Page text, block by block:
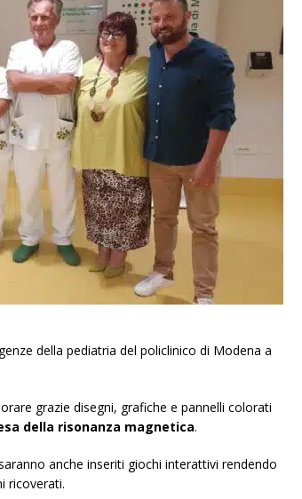
della pediatria del policlinico di Modena a
grazie disegni, grafiche e pannelli colorati
della risonanza magnetica.
anche inseriti giochi interattivi rendendo
ricoverati.